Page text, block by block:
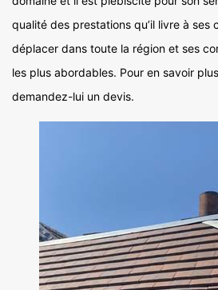
qualité des prestations qu’il livre à ses
déplacer dans toute la région et ses
les plus abordables. Pour en savoir
demandez-lui un devis.